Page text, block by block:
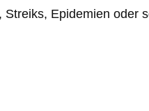
Epidemien oder